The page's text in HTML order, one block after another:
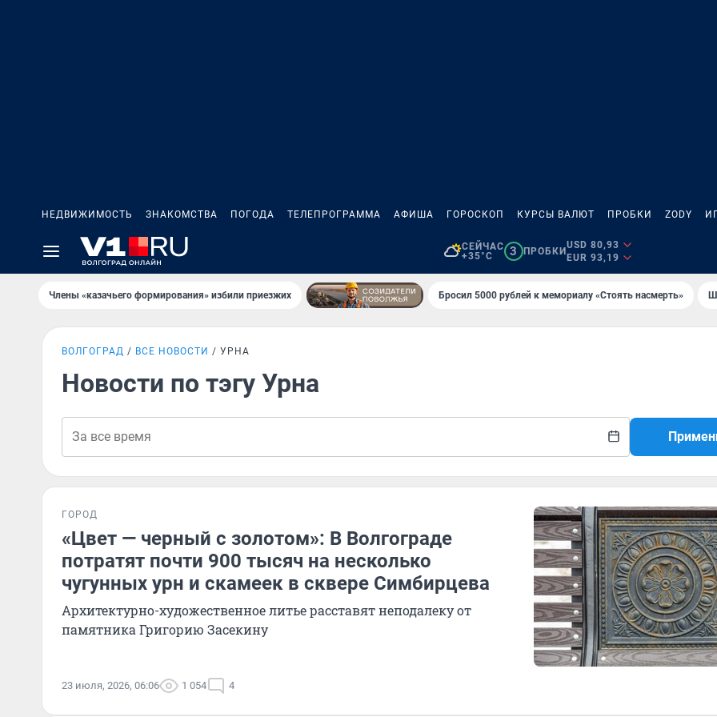
НЕДВИЖИМОСТЬ ЗНАКОМСТВА ПОГОДА ТЕЛЕПРОГРАММА АФИША ГОРОСКОП КУРСЫ ВАЛЮТ ПРОБКИ ZODY
СЕЙЧАС
+35°C
3 ПРОБКИ
USD 80,93
EUR 93,19
Члены «казачьего формирования» избили приезжих Бросил 5000 рублей к мемориалу «Стоять насмерть»
ВОЛГОГРАД ВСЕ НОВОСТИ УРНА
Новости по тэгу Урна
ГОРОД
«Цвет — черный с золотом»: В Волгограде
потратят почти 900 тысяч на несколько
чугунных урн и скамеек в сквере Симбирцева
Архитектурно-художественное литье расставят неподалеку от
памятника Григорию Засекину
23 июля, 2026, 06:06 1 054 4